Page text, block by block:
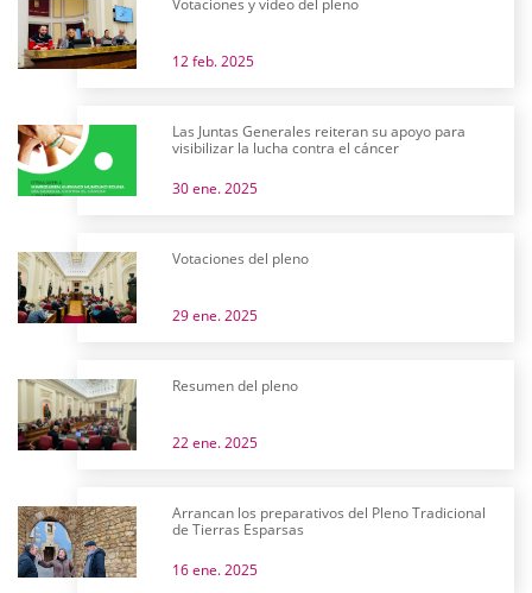
Votaciones y video del pleno
12 feb. 2025
Las Juntas Generales reiteran su apoyo para
visibilizar la lucha contra el cáncer
30 ene. 2025
Votaciones del pleno
29 ene. 2025
Resumen del pleno
22 ene. 2025
Arrancan los preparativos del Pleno Tradicional
de Tierras Esparsas
16 ene. 2025